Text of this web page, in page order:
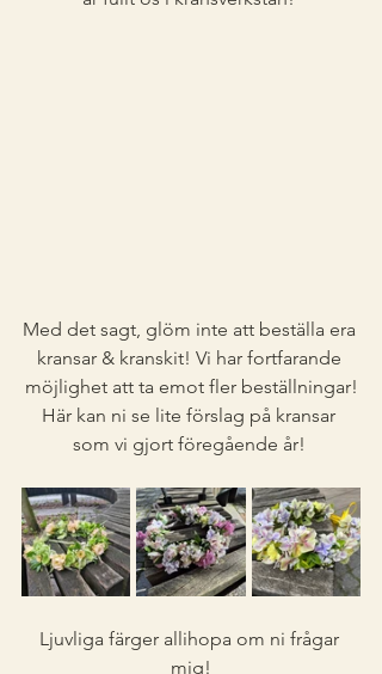
Med det sagt, glöm inte att beställa era
kransar & kranskit! Vi har fortfarande
möjlighet att ta emot fler beställningar!
Här kan ni se lite förslag på kransar
som vi gjort föregående år!
Ljuvliga färger allihopa om ni frågar
mig!